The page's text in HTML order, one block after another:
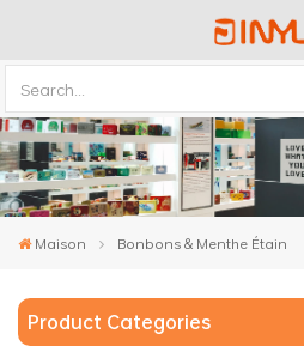
Maison Bonbons & Menthe Étain
Product Categories